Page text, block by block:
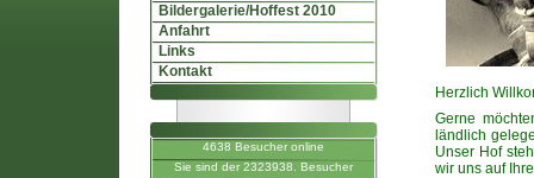
Bildergalerie/Hoffest 2010
Anfahrt
Links
Kontakt
4638 Besucher online
Sie sind der 2323938. Besucher
Herzlich
Gerne
ländlich
Unser Hof
wir uns auf